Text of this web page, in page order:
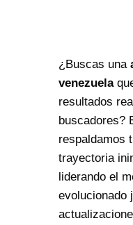
¿Buscas una
venezuela
resultados
buscadores?
respaldamos
trayectoria
liderando el
evolucionado